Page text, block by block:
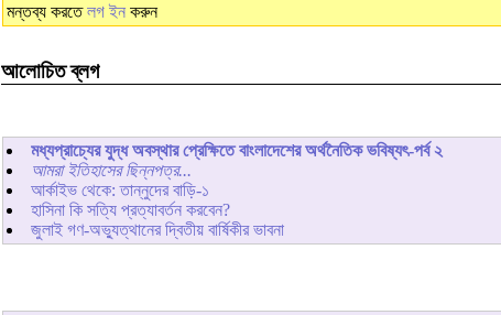
মন্তব্য করতেলগ ইন করুন
আলোচিত ব্লগ
মধ্যপ্রাচ্যের যুদ্ধ অবস্থার প্রেক্ষিতে বাংলাদেশের অর্থনৈতিক ভবিষ্যৎ-পর্ব ২
আমরা ইতিহাসের ছিন্নপত্র...
আর্কাইভ থেকে: তান্নুদের বাড়ি-১
হাসিনা কি সত্যি প্রত্যাবর্তন করবেন?
জুলাই গণ-অভ্যুত্থানের দ্বিতীয় বার্ষিকীর ভাবনা